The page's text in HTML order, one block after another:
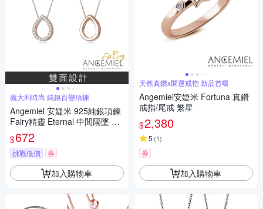
義大利時尚 純銀百變項鍊
Angemiel 安婕米 925純銀項鍊
Fairy精靈 Eternal 中間隔墜 白
鑽玫金
$672
挑戰低價 券
加入購物車
天然真鑽x開運戒指 新品首曝
Angemiel安婕米 Fortuna 真鑽
戒指/尾戒 繁星
$2,380
5 (1)
券
加入購物車